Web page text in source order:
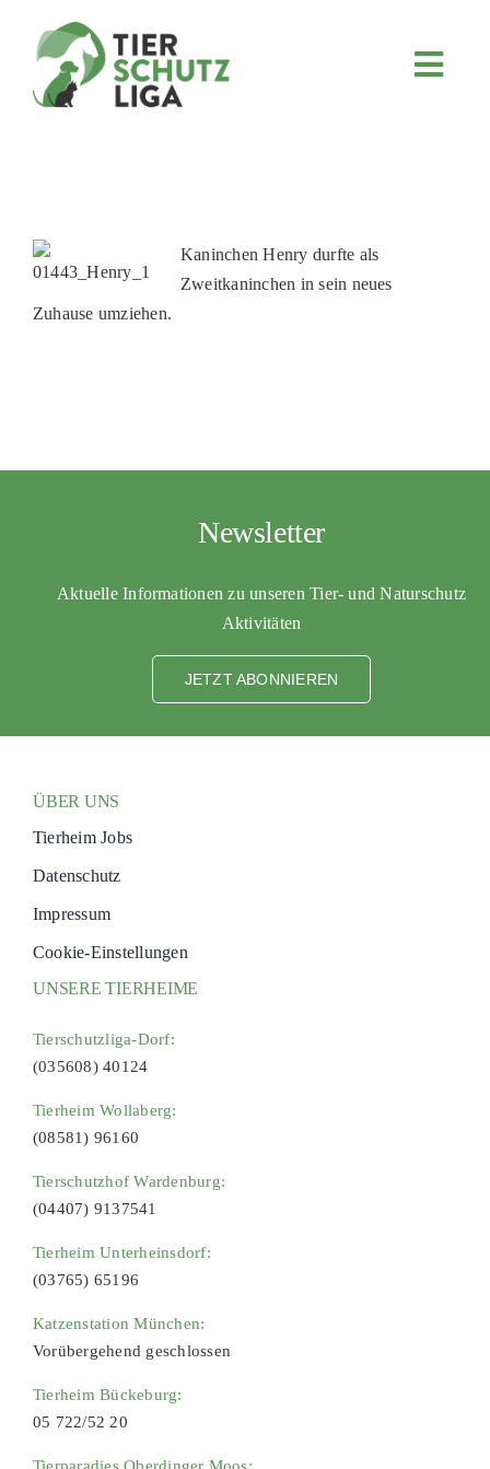
MITMACHEN
FÖRDERN & VERERBEN
TIERHEIME
Kaninchen Henry durfte als
Zweitkaninchen in sein neues
Zuhause umziehen.
Newsletter
Aktuelle Informationen zu unseren Tier- und Naturschutz
Aktivitäten
JETZT ABONNIEREN
ÜBER UNS
Tierheim Jobs
Datenschutz
Impressum
Cookie-Einstellungen
UNSERE TIERHEIME
Tierschutzliga-Dorf:
(035608) 40124
Tierheim Wollaberg:
(08581) 96160
Tierschutzhof Wardenburg:
(04407) 9137541
Tierheim Unterheinsdorf:
(03765) 65196
Katzenstation München:
Vorübergehend geschlossen
Tierheim Bückeburg:
05 722/52 20